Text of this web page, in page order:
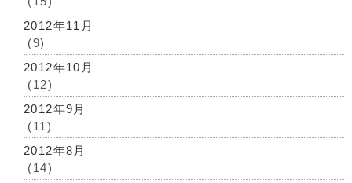
2012年11月
(9)
2012年10月
(12)
2012年9月
(11)
2012年8月
(14)